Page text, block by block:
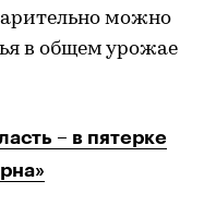
можно
в общем урожае
– в пятерке